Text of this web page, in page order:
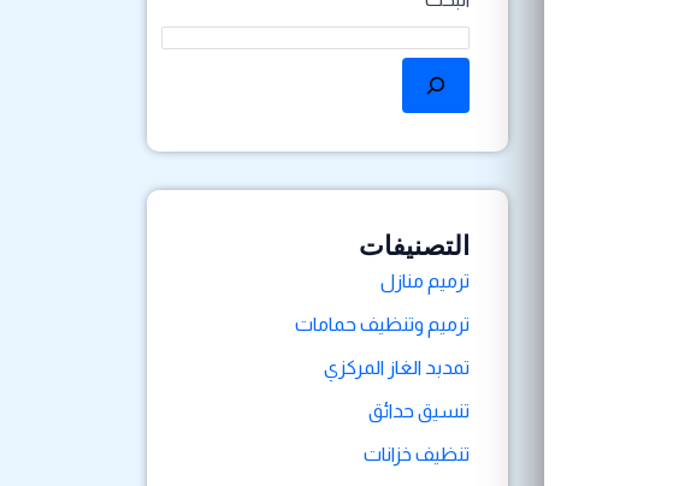
التصنيفات
ترميم منازل
ترميم وتنظيف حمامات
تمدبد الغاز المركزي
تنسيق حدائق
تنظيف خزانات